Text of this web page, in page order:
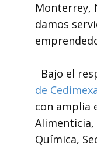
Monterrey,
damos
Bajo el
de
con amplia
Alimenticia,
Química,